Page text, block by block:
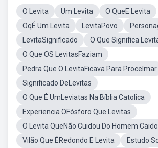
O Levita Um Levita
O QueE Levita
OqÉ Um Levita
LevitaPovo
LevitaSignificado
O Que Significa
O Que OS LevitasFaziam
Pedra Que O LevitaFicava Para Procelmar
Significado DeLevitas
O Que É UmLeviatas Na Bíblia Catolica
Experiencia OFósforo Que Levitas
O Levita QueNão Cuidou Do Homem Caido
Vilão Que ÉRedondo E Levita
Estudo